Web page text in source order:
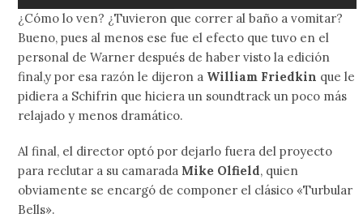
¿Cómo lo ven? ¿Tuvieron que correr al baño a vomitar?
Bueno, pues al menos ese fue el efecto que tuvo en el
personal de Warner después de haber visto la edición
final,y por esa razón le dijeron a William Friedkin que le
pidiera a Schifrin que hiciera un soundtrack un poco más
relajado y menos dramático.
Al final, el director optó por dejarlo fuera del proyecto
para reclutar a su camarada Mike Olfield, quien
obviamente se encargó de componer el clásico «Turbular
Bells».